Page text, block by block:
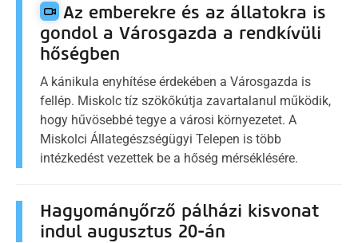
Az emberekre és az állatokra is
gondol a Városgazda a rendkívüli
hőségben
A kánikula enyhítése érdekében a Városgazda is
fellép. Miskolc tíz szökőkútja zavartalanul működik,
hogy hűvösebbé tegye a városi környezetet. A
Miskolci Állategészségügyi Telepen is több
intézkedést vezettek be a hőség mérséklésére.
Hagyományőrző pálházi kisvonat
indul augusztus 20-án